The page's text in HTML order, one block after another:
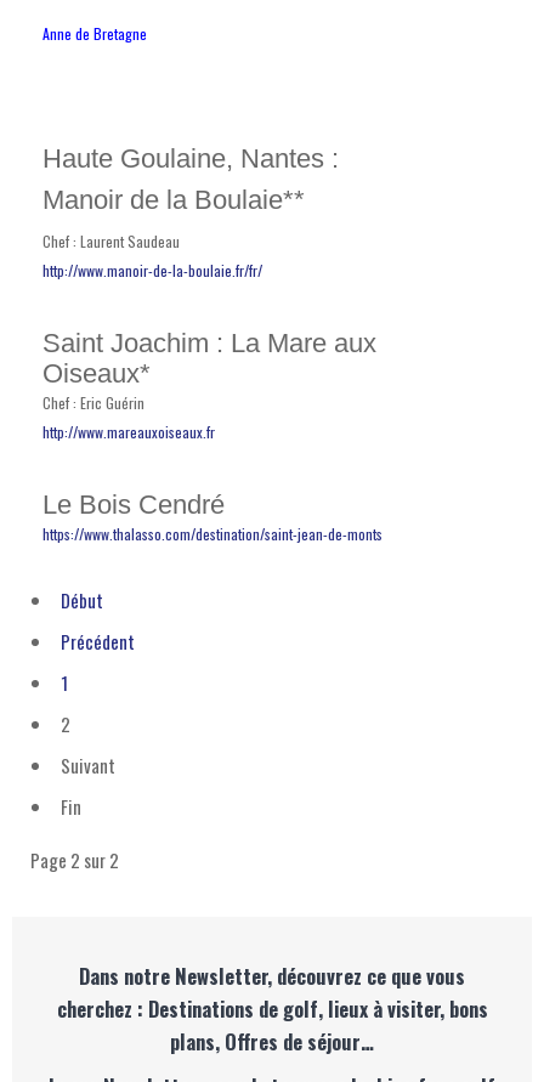
Anne de Bretagne
Haute Goulaine, Nantes :
Manoir de la Boulaie**
Chef : Laurent Saudeau
http://www.manoir-de-la-boulaie.fr/fr/
Saint Joachim : La Mare aux
Oiseaux*
Chef : Eric Guérin
http://www.mareauxoiseaux.fr
Le Bois Cendré
https://www.thalasso.com/destination/saint-jean-de-monts
Début
Précédent
1
2
Suivant
Fin
Page 2 sur 2
Dans notre Newsletter, découvrez ce que vous
cherchez : Destinations de golf, lieux à visiter, bons
plans, Offres de séjour…